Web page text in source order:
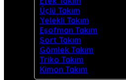
Üçlü Takım
Yelekli Takım
Eşofman Takım
Şort Takım
Gömlek Takım
Triko Takım
Kimon Takım